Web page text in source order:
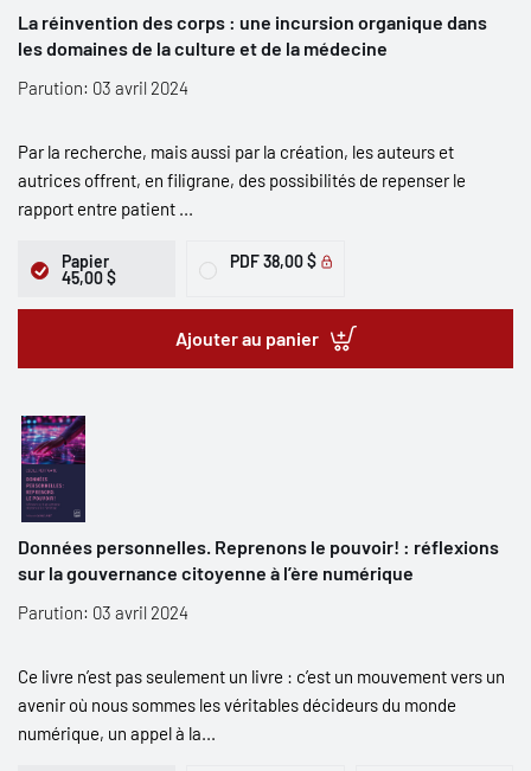
La réinvention des corps : une incursion organique dans
les domaines de la culture et de la médecine
Parution: 03 avril 2024
Par la recherche, mais aussi par la création, les auteurs et
autrices offrent, en filigrane, des possibilités de repenser le
rapport entre patient ...
Papier
45,00 $
PDF 38,00 $
Ajouter au panier
Données personnelles. Reprenons le pouvoir! : réflexions
sur la gouvernance citoyenne à l’ère numérique
Parution: 03 avril 2024
Ce livre n’est pas seulement un livre : c’est un mouvement vers un
avenir où nous sommes les véritables décideurs du monde
numérique, un appel à la...